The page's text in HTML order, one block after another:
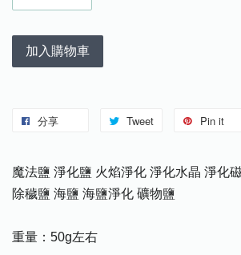
加入購物車
分享 Tweet Pin it
魔法鹽 淨化鹽 火焰淨化 淨化水晶 淨化
除穢鹽 海鹽 海鹽淨化 礦物鹽
重量：50g左右